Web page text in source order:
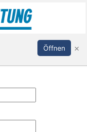
Anmelden
Öffnen ×